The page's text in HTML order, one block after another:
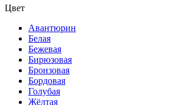
Цвет
Авантюрин
Белая
Бежевая
Бирюзовая
Бронзовая
Бордовая
Голубая
Жёлтая